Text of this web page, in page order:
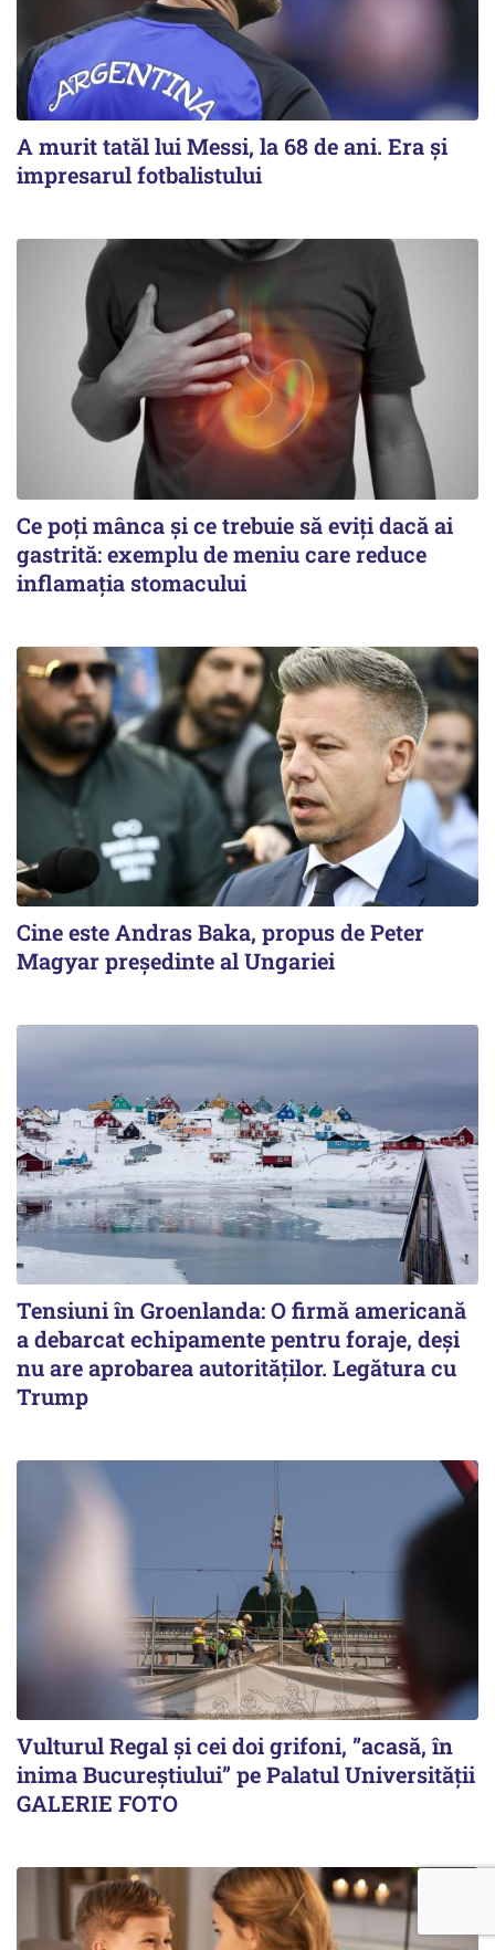
A murit tatăl lui Messi, la 68 de ani. Era și
impresarul fotbalistului
Ce poți mânca și ce trebuie să eviți dacă ai
gastrită: exemplu de meniu care reduce
inflamația stomacului
Cine este Andras Baka, propus de Peter
Magyar președinte al Ungariei
Tensiuni în Groenlanda: O firmă americană
a debarcat echipamente pentru foraje, deși
nu are aprobarea autorităților. Legătura cu
Trump
Vulturul Regal și cei doi grifoni, ”acasă, în
inima Bucureștiului” pe Palatul Universității
GALERIE FOTO